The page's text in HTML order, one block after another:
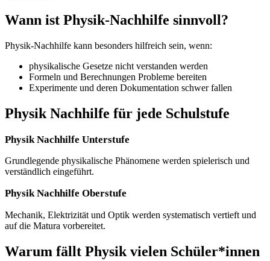
Wann ist Physik-Nachhilfe sinnvoll?
Physik-Nachhilfe kann besonders hilfreich sein, wenn:
physikalische Gesetze nicht verstanden werden
Formeln und Berechnungen Probleme bereiten
Experimente und deren Dokumentation schwer fallen
Physik Nachhilfe für jede Schulstufe
Physik Nachhilfe Unterstufe
Grundlegende physikalische Phänomene werden spielerisch und
verständlich eingeführt.
Physik Nachhilfe Oberstufe
Mechanik, Elektrizität und Optik werden systematisch vertieft und
auf die Matura vorbereitet.
Warum fällt Physik vielen Schüler*innen